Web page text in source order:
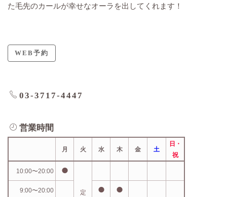
た毛先のカールが幸せなオーラを出してくれます！
WEB予約
03-3717-4447
営業時間
月 火 水 木 金 土
日・
祝
10:00〜20:00 ⚫︎
定
9:00〜20:00 ⚫︎ ⚫︎